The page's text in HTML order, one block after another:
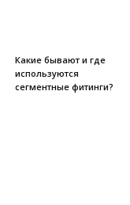
Какие бывают и где
используются
сегментные фитинги?